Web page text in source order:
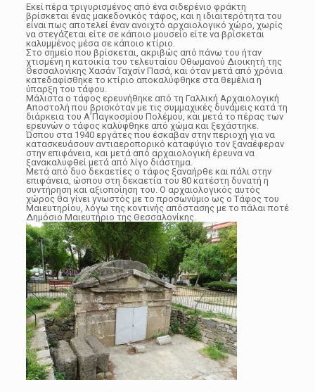
Εκεί πέρα τριγυρισμένος από ένα σιδερένιο φράκτη
βρίσκεται ένας μακεδονικός τάφος, και η ιδιαιτερότητα του
είναι πως αποτελεί έναν ανοιχτό αρχαιολογικό χώρο, χωρίς
να στεγάζεται είτε σε κάποιο μουσείο είτε να βρίσκεται
καλυμμένος μέσα σε κάποιο κτίριο.
Στο σημείο που βρίσκεται, ακριβώς από πάνω του ήταν
χτισμένη η κατοικία του τελευταίου Οθωμανού Διοικητή της
Θεσσαλονίκης Χασάν Ταχσίν Πασά, και όταν μετά από χρόνια
κατεδαφίσθηκε το κτίριο αποκαλύφθηκε στα θεμέλια η
ύπαρξη του τάφου.
Μάλιστα ο τάφος ερευνήθηκε από τη Γαλλική Αρχαιολογική
Αποστολή που βρισκόταν με τις συμμαχικές δυνάμεις κατά τη
διάρκεια του Α’Παγκοσμίου Πολέμου, και μετά το πέρας των
ερευνών ο τάφος καλύφθηκε από χώμα και ξεχάστηκε.
Ώσπου στα 1940 εργάτες που έσκαβαν στην περιοχή για να
κατασκευάσουν αντιαεροπορικό καταφύγιο τον ξαναέφεραν
στην επιφάνεια, και μετά από αρχαιολογική έρευνα να
ξανακαλυφθεί μετά από λίγο διάστημα.
Μετά από δυο δεκαετίες ο τάφος ξαναήρθε και πάλι στην
επιφάνεια, ώσπου στη δεκαετία του 80 κατέστη δυνατή η
συντήρηση και αξιοποίηση του. Ο αρχαιολογικός αυτός
χώρος θα γίνει γνωστός με το προσωνύμιο ως ο Τάφος του
Μαιευτηρίου, λόγω της κοντινής απόστασης με το πάλαι ποτέ
Δημόσιο Μαιευτήριο της Θεσσαλονίκης.